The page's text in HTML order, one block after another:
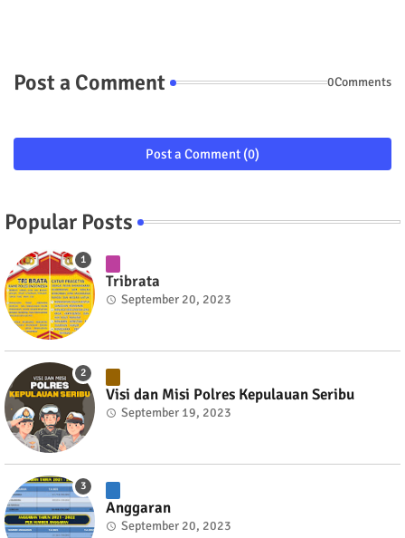
Post a Comment 0Comments
Post a Comment (0)
Popular Posts
Tribrata
September 20, 2023
Visi dan Misi Polres Kepulauan Seribu
September 19, 2023
Anggaran
September 20, 2023